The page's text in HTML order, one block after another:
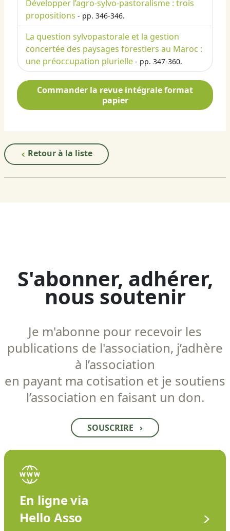
Développer l’agro-sylvo-pastoralisme : trois
propositions - pp. 346-346.
La question sylvopastorale et la gestion
concertée des paysages forestiers au Maroc :
une préoccupation plurielle - pp. 347-360.
Commander la revue intégrale format
papier
Retour à la liste
S'abonner, adhérer,
nous soutenir
Je m'abonne pour recevoir les
publications de l'association, j’adhère
à l’association
en payant ma cotisation et je soutiens
l’association en faisant un don.
SOUSCRIRE ›
En ligne via
Hello Asso